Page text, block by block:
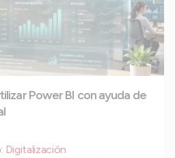
Power BI con ayuda de
Digitalización